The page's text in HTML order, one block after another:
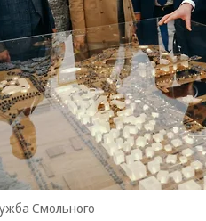
Смольного